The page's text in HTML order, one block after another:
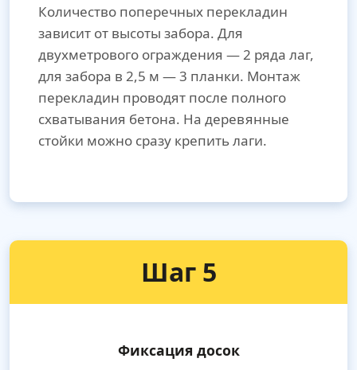
Количество поперечных перекладин
зависит от высоты забора. Для
двухметрового ограждения — 2 ряда лаг,
для забора в 2,5 м — 3 планки. Монтаж
перекладин проводят после полного
схватывания бетона. На деревянные
стойки можно сразу крепить лаги.
Шаг 5
Фиксация досок